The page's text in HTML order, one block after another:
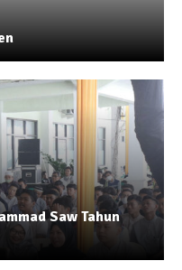
Saw Tahun